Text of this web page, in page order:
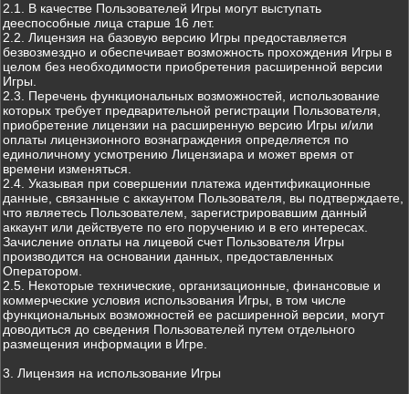
2.1. В качестве Пользователей Игры могут выступать
дееспособные лица старше 16 лет.
2.2. Лицензия на базовую версию Игры предоставляется
безвозмездно и обеспечивает возможность прохождения Игры в
целом без необходимости приобретения расширенной версии
Игры.
2.3. Перечень функциональных возможностей, использование
которых требует предварительной регистрации Пользователя,
приобретение лицензии на расширенную версию Игры и/или
оплаты лицензионного вознаграждения определяется по
единоличному усмотрению Лицензиара и может время от
времени изменяться.
2.4. Указывая при совершении платежа идентификационные
данные, связанные с аккаунтом Пользователя, вы подтверждаете,
что являетесь Пользователем, зарегистрировавшим данный
аккаунт или действуете по его поручению и в его интересах.
Зачисление оплаты на лицевой счет Пользователя Игры
производится на основании данных, предоставленных
Оператором.
2.5. Некоторые технические, организационные, финансовые и
коммерческие условия использования Игры, в том числе
функциональных возможностей ее расширенной версии, могут
доводиться до сведения Пользователей путем отдельного
размещения информации в Игре.
3. Лицензия на использование Игры